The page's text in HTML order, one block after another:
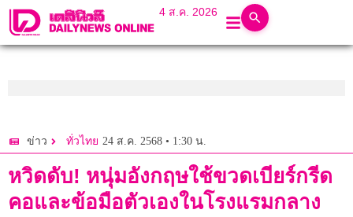
4 ส.ค. 2026
ข่าว ทั่วไทย 24 ส.ค. 2568 • 1:30 น.
หวิดดับ! หนุ่มอังกฤษใช้ขวดเบียร์กรีด
คอและข้อมือตัวเองในโรงแรมกลาง